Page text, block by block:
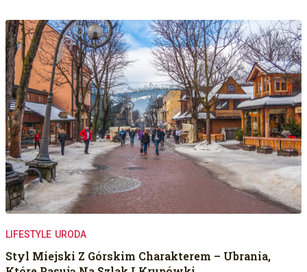
LIFESTYLE URODA
Styl Miejski Z Górskim Charakterem – Ubrania,